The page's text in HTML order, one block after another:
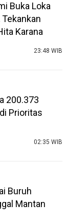
Buka Loka
Karana
23:48 WIB
200.373
Prioritas
02:35 WIB
Buruh
Mantan